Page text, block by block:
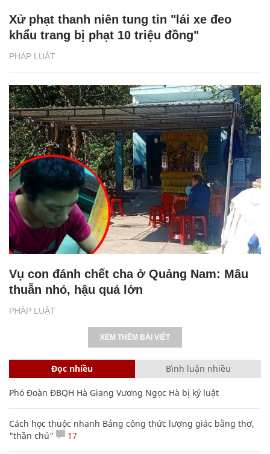
PHÁP LUẬT
Xử phạt thanh niên tung tin "lái xe đeo
khẩu trang bị phạt 10 triệu đồng"
PHÁP LUẬT
Vụ con đánh chết cha ở Quảng Nam: Mâu
thuẫn nhỏ, hậu quả lớn
XEM THÊM BÀI VIẾT
Đọc nhiều Bình luận nhiều
Phó Đoàn ĐBQH Hà Giang Vương Ngọc Hà bị kỷ luật
Cách học thuộc nhanh Bảng công thức lượng giác bằng thơ,
"thần chú"
17